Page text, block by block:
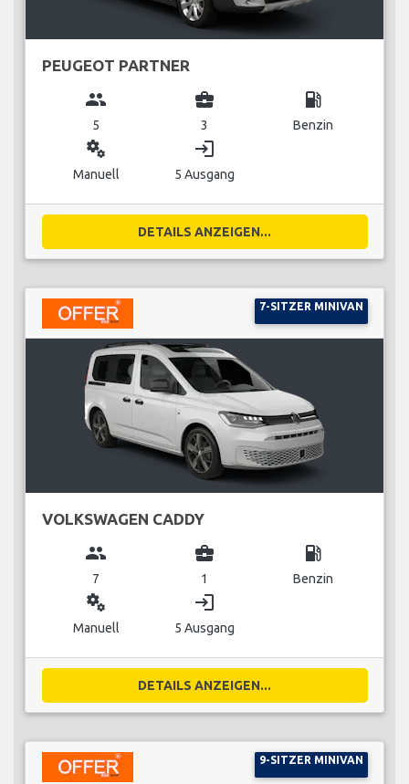
PEUGEOT PARTNER
group
5
business_center
3
local_gas_station
Benzin
miscellaneous_services
Manuell
login
5 Ausgang
DETAILS ANZEIGEN...
7-SITZER MINIVAN
VOLKSWAGEN CADDY
group
7
business_center
1
local_gas_station
Benzin
miscellaneous_services
Manuell
login
5 Ausgang
DETAILS ANZEIGEN...
9-SITZER MINIVAN